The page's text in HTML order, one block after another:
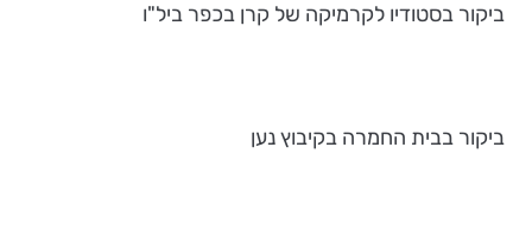
ביקור בסטודיו לקרמיקה של קרן בכפר ביל"ו
ביקור בבית החמרה בקיבוץ נען